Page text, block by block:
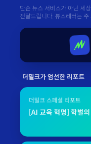
단순 뉴스 서비스가 아닌 세
전달드립니다. 뷰스레터는
더밀크가 엄선한 리포트
더밀크 스페셜 리포트
[AI 교육 혁명] 학벌